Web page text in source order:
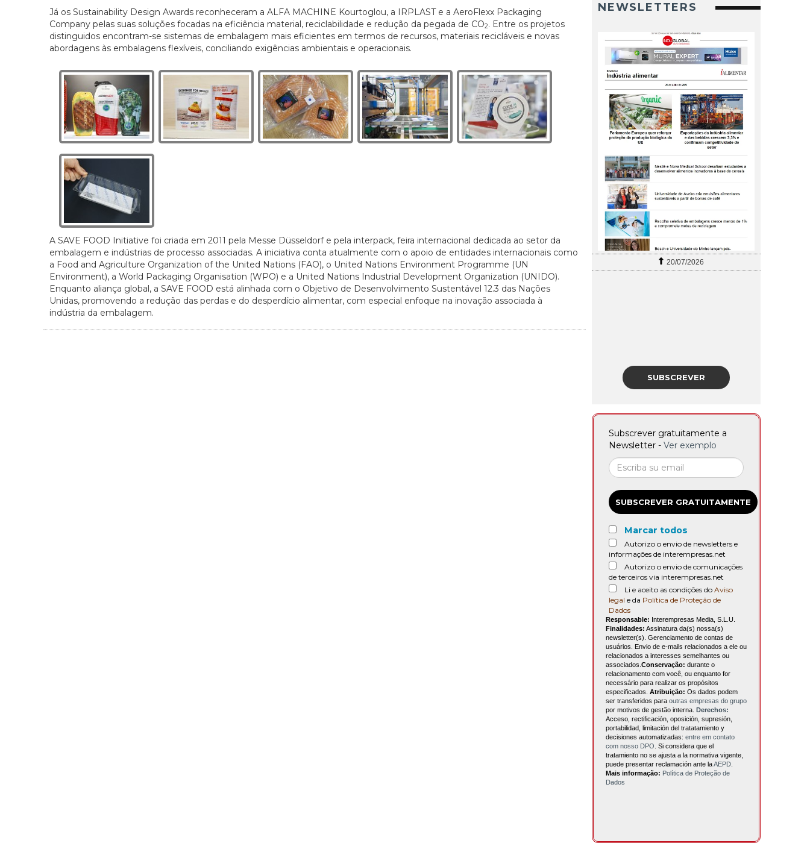
Já os Sustainability Design Awards reconheceram a ALFA MACHINE Kourtoglou, a IRPLAST e a AeroFlexx Packaging
Company pelas suas soluções focadas na eficiência material, reciclabilidade e redução da pegada de CO2. Entre os projetos
distinguidos encontram-se sistemas de embalagem mais eficientes em termos de recursos, materiais recicláveis e novas
abordagens às embalagens flexíveis, conciliando exigências ambientais e operacionais.
A SAVE FOOD Initiative foi criada em 2011 pela Messe Düsseldorf e pela interpack, feira internacional dedicada ao setor da
embalagem e indústrias de processo associadas. A iniciativa conta atualmente com o apoio de entidades internacionais como
a Food and Agriculture Organization of the United Nations (FAO), o United Nations Environment Programme (UN
Environment), a World Packaging Organisation (WPO) e a United Nations Industrial Development Organization (UNIDO).
Enquanto aliança global, a SAVE FOOD está alinhada com o Objetivo de Desenvolvimento Sustentável 12.3 das Nações
Unidas, promovendo a redução das perdas e do desperdício alimentar, com especial enfoque na inovação associada à
indústria da embalagem.
NEWSLETTERS
20/07/2026 20/07/2026
SUBSCREVER
Subscrever gratuitamente a
Newsletter - Ver exemplo
SUBSCREVER GRATUITAMENTE
Marcar todos
Autorizo o envio de newsletters e
informações de interempresas.net
Autorizo o envio de comunicações
de terceiros via interempresas.net
Li e aceito as condições do Aviso
legal e da Política de Proteção de
Dados
Responsable: Interempresas Media, S.L.U.
Finalidades: Assinatura da(s) nossa(s)
newsletter(s). Gerenciamento de contas de
usuários. Envio de e-mails relacionados a ele ou
relacionados a interesses semelhantes ou
associados. Conservação: durante o
relacionamento com você, ou enquanto for
necessário para realizar os propósitos
especificados. Atribuição: Os dados podem
ser transferidos para outras empresas do grupo
por motivos de gestão interna.
Derechos:
Acceso, rectificación, oposición, supresión,
portabilidad, limitación del tratatamiento y
decisiones automatizadas: entre em contato
com nosso DPO . Si considera que el
tratamiento no se ajusta a la normativa vigente,
puede presentar reclamación ante laAEPD
Mais informação: Política de Proteção de
Dados